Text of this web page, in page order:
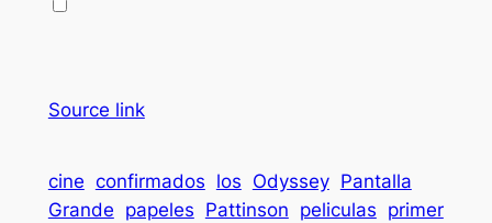
Source link
cine confirmados los Odyssey Pantalla
Grande papeles Pattinson peliculas primer